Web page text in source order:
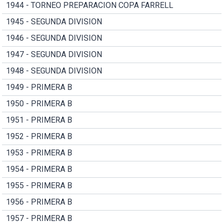
1944 - TORNEO PREPARACION COPA FARRELL
1945 - SEGUNDA DIVISION
1946 - SEGUNDA DIVISION
1947 - SEGUNDA DIVISION
1948 - SEGUNDA DIVISION
1949 - PRIMERA B
1950 - PRIMERA B
1951 - PRIMERA B
1952 - PRIMERA B
1953 - PRIMERA B
1954 - PRIMERA B
1955 - PRIMERA B
1956 - PRIMERA B
1957 - PRIMERA B